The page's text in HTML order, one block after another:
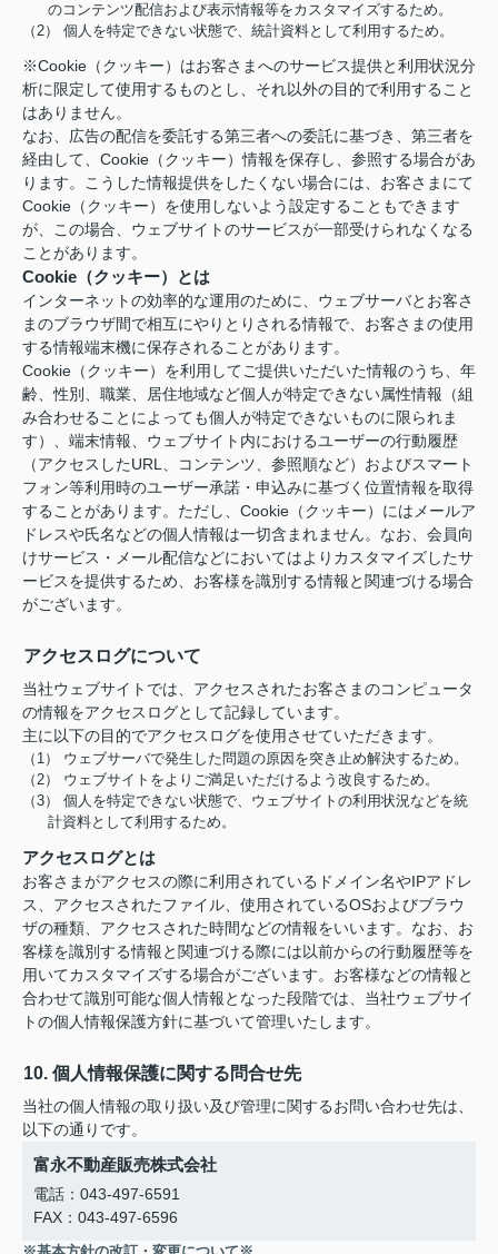
のコンテンツ配信および表示情報等をカスタマイズするため。
（2） 個人を特定できない状態で、統計資料として利用するため。
※Cookie（クッキー）はお客さまへのサービス提供と利用状況分
析に限定して使用するものとし、それ以外の目的で利用すること
はありません。
なお、広告の配信を委託する第三者への委託に基づき、第三者を
経由して、Cookie（クッキー）情報を保存し、参照する場合があ
ります。こうした情報提供をしたくない場合には、お客さまにて
Cookie（クッキー）を使用しないよう設定することもできます
が、この場合、ウェブサイトのサービスが一部受けられなくなる
ことがあります。
Cookie（クッキー）とは
インターネットの効率的な運用のために、ウェブサーバとお客さ
まのブラウザ間で相互にやりとりされる情報で、お客さまの使用
する情報端末機に保存されることがあります。
Cookie（クッキー）を利用してご提供いただいた情報のうち、年
齢、性別、職業、居住地域など個人が特定できない属性情報（組
み合わせることによっても個人が特定できないものに限られま
す）、端末情報、ウェブサイト内におけるユーザーの行動履歴
（アクセスしたURL、コンテンツ、参照順など）およびスマート
フォン等利用時のユーザー承諾・申込みに基づく位置情報を取得
することがあります。ただし、Cookie（クッキー）にはメールア
ドレスや氏名などの個人情報は一切含まれません。なお、会員向
けサービス・メール配信などにおいてはよりカスタマイズしたサ
ービスを提供するため、お客様を識別する情報と関連づける場合
がございます。
アクセスログについて
当社ウェブサイトでは、アクセスされたお客さまのコンピュータ
の情報をアクセスログとして記録しています。
主に以下の目的でアクセスログを使用させていただきます。
（1） ウェブサーバで発生した問題の原因を突き止め解決するため。
（2） ウェブサイトをよりご満足いただけるよう改良するため。
（3） 個人を特定できない状態で、ウェブサイトの利用状況などを統
計資料として利用するため。
アクセスログとは
お客さまがアクセスの際に利用されているドメイン名やIPアドレ
ス、アクセスされたファイル、使用されているOSおよびブラウ
ザの種類、アクセスされた時間などの情報をいいます。なお、お
客様を識別する情報と関連づける際には以前からの行動履歴等を
用いてカスタマイズする場合がございます。お客様などの情報と
合わせて識別可能な個人情報となった段階では、当社ウェブサイ
トの個人情報保護方針に基づいて管理いたします。
10. 個人情報保護に関する問合せ先
当社の個人情報の取り扱い及び管理に関するお問い合わせ先は、
以下の通りです。
富永不動産販売株式会社
電話：043-497-6591
FAX：043-497-6596